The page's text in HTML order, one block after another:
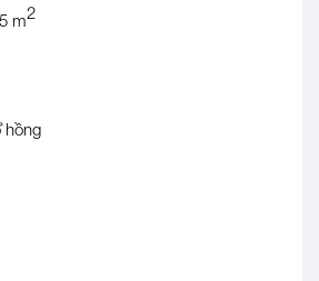
m2
hồng